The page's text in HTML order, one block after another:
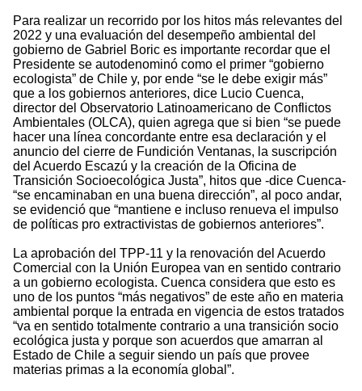
Para realizar un recorrido por los hitos más relevantes del
2022 y una evaluación del desempeño ambiental del
gobierno de Gabriel Boric es importante recordar que el
Presidente se autodenominó como el primer “gobierno
ecologista” de Chile y, por ende “se le debe exigir más”
que a los gobiernos anteriores, dice Lucio Cuenca,
director del Observatorio Latinoamericano de Conflictos
Ambientales (OLCA), quien agrega que si bien “se puede
hacer una línea concordante entre esa declaración y el
anuncio del cierre de Fundición Ventanas, la suscripción
del Acuerdo Escazú y la creación de la Oficina de
Transición Socioecológica Justa”, hitos que -dice Cuenca-
“se encaminaban en una buena dirección”, al poco andar,
se evidenció que “mantiene e incluso renueva el impulso
de políticas pro extractivistas de gobiernos anteriores”.
La aprobación del TPP-11 y la renovación del Acuerdo
Comercial con la Unión Europea van en sentido contrario
a un gobierno ecologista. Cuenca considera que esto es
uno de los puntos “más negativos” de este año en materia
ambiental porque la entrada en vigencia de estos tratados
“va en sentido totalmente contrario a una transición socio
ecológica justa y porque son acuerdos que amarran al
Estado de Chile a seguir siendo un país que provee
materias primas a la economía global”.